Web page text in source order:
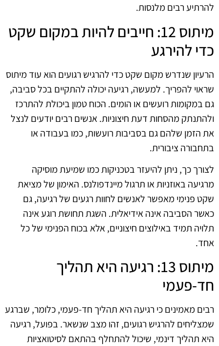
להרתיע רבים מלנסות.
מיתוס 12: חייבים להיות במקום שקט
כדי להירגע
הרעיון שנדרש מקום שקט כדי להרגיש רגועים הוא עוד מיתוס
שראוי להפריך. למעשה, רגיעה יכולה להתקיים בכל סביבה,
גם במקומות רועשים או הומים. הכוח טמון ביכולת להתרכז
ולהתנתק מהסחות דעת חיצוניות. אנשים רבים יודעים לנצל
את הזמן שלהם גם בסביבות רועשות, כמו בעבודה או
בתחבורה ציבורית.
לצורך כך, ניתן להיעזר בטכניקות כמו שמיעת מוסיקה
מרגיעה באוזניות או תרגול מיינדפולנס. האימון של מציאת
שקט פנימי מאפשר לאנשים לחוות רגעים של רגיעה, גם
כאשר הסביבה אינה אידיאלית. השגת תחושת רוגע אינה
תלויה תמיד באילוצים חיצוניים, אלא בכוח הפנימי של כל
אחד.
מיתוס 13: רגיעה היא תהליך
חד-פעמי
רבים מאמינים כי רגיעה היא תהליך חד-פעמי, כלומר, שברגע
שמצליחים להרגיש רגועים, זהו מצב שנשאר. בפועל, רגיעה
היא תהליך דינמי, שיכול להתחלף בהתאם לסיטואציות